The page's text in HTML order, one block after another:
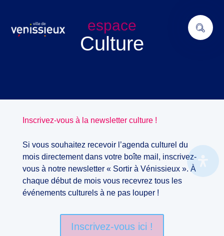
espace
Culture
Inscrivez-vous à la newsletter culture !
Si vous souhaitez recevoir l’agenda culturel du
mois directement dans votre boîte mail, inscrivez-
vous à notre newsletter « Sortir à Vénissieux ». À
chaque début de mois vous recevrez tous les
événements culturels à ne pas louper !
Inscrivez-vous ici !